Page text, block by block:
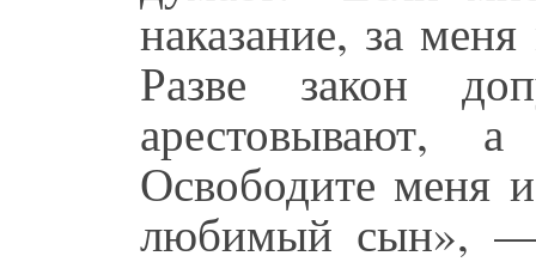
наказание, за
Разве закон
арестовывают,
Освободите меня
любимый сын», —